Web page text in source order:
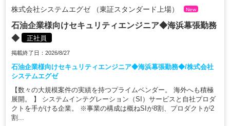
株式会社システムエグゼ （東証スタンダード上場） New
石油企業様向けセキュリティエンジニア◆海浜幕張勤務
◆
正社員
掲載終了日：2026/8/27
石油企業様向けセキュリティエンジニア◆海浜幕張勤務◆/株式会社
システムエグゼ
【数々の大規模案件の実績を持つプライムベンダー。 海外へも積極
展開。 】 システムインテグレーション（SI）サービスと自社プロダ
クトを手がける企業。 ※事業の構成は概ねSIが8割、プロダクトが2
割...